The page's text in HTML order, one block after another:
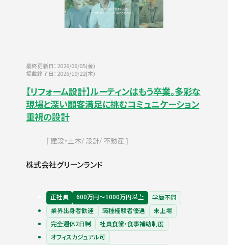
最終更新日：2026/06/05(金)
掲載終了日：2026/10/22(木)
【リフォーム設計】ルーティンはもう卒業。多彩な
現場と深い顧客満足に挑むコミュニケーション
重視の設計
建設・土木 設計 不動産
株式会社グリーンランド
正社員 600万円〜1000万円以上
学歴不問
業界出身者歓迎
職種経験者優遇
未上場
完全週休2日制
社員食堂・食事補助制度
オフィスカジュアル可